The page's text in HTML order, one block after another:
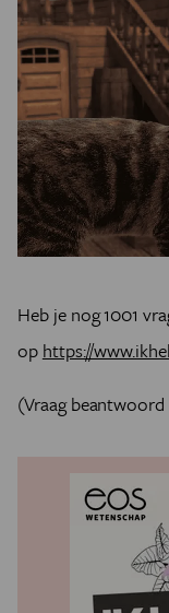
Heb je nog 1001
op https://
(Vraag